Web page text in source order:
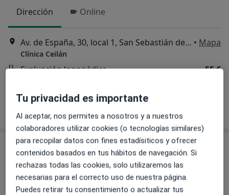
Dirección Online
Av. de España, 30, local 1, San Sebastián de los Reyes • Mapa
Clínica Ceilán
Evaluación logopédica
55 €
Pedir una cita
Tu privacidad es importante
Al aceptar, nos permites a nosotros y a nuestros
colaboradores utilizar cookies (o tecnologías similares)
para recopilar datos con fines estadísiticos y ofrecer
contenidos basados en tus hábitos de navegación. Si
rechazas todas las cookies, solo utilizaremos las
necesarias para el correcto uso de nuestra página.
Puedes retirar tu consentimiento o actualizar tus